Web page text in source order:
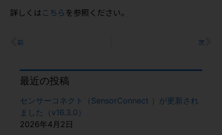
詳しくはこちら を参照ください。
前 次
最近の投稿
センサーコネクト（SensorConnect ）が更新され
ました（v16.3.0）
2026年4月2日